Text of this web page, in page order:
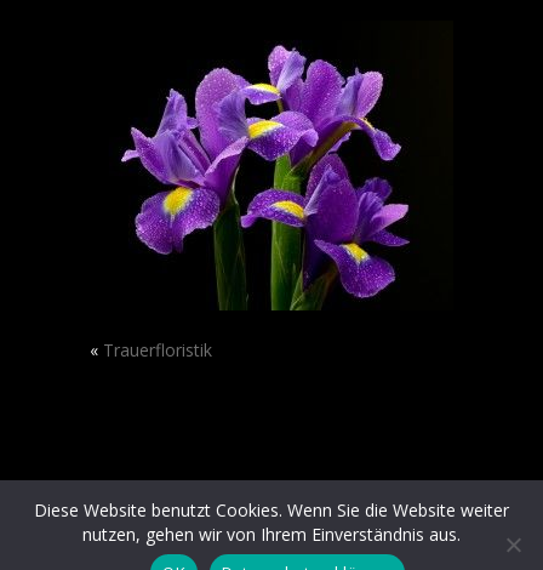
« Trauerfloristik
Diese Website benutzt Cookies. Wenn Sie die Website weiter
nutzen, gehen wir von Ihrem Einverständnis aus.